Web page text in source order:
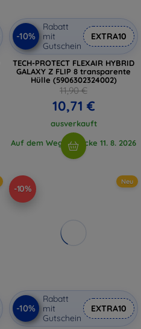
-10%
Rabatt
mit
Gutschein
EXTRA10
TECH-PROTECT FLEXAIR HYBRID
GALAXY Z FLIP 8 transparente
Hülle (5906302324002)
11,90 €
10,71 €
ausverkauft
Auf dem Weg 2 Stücke 11. 8. 2026
-10%
Neu
-10%
Rabatt
mit
Gutschein
EXTRA10